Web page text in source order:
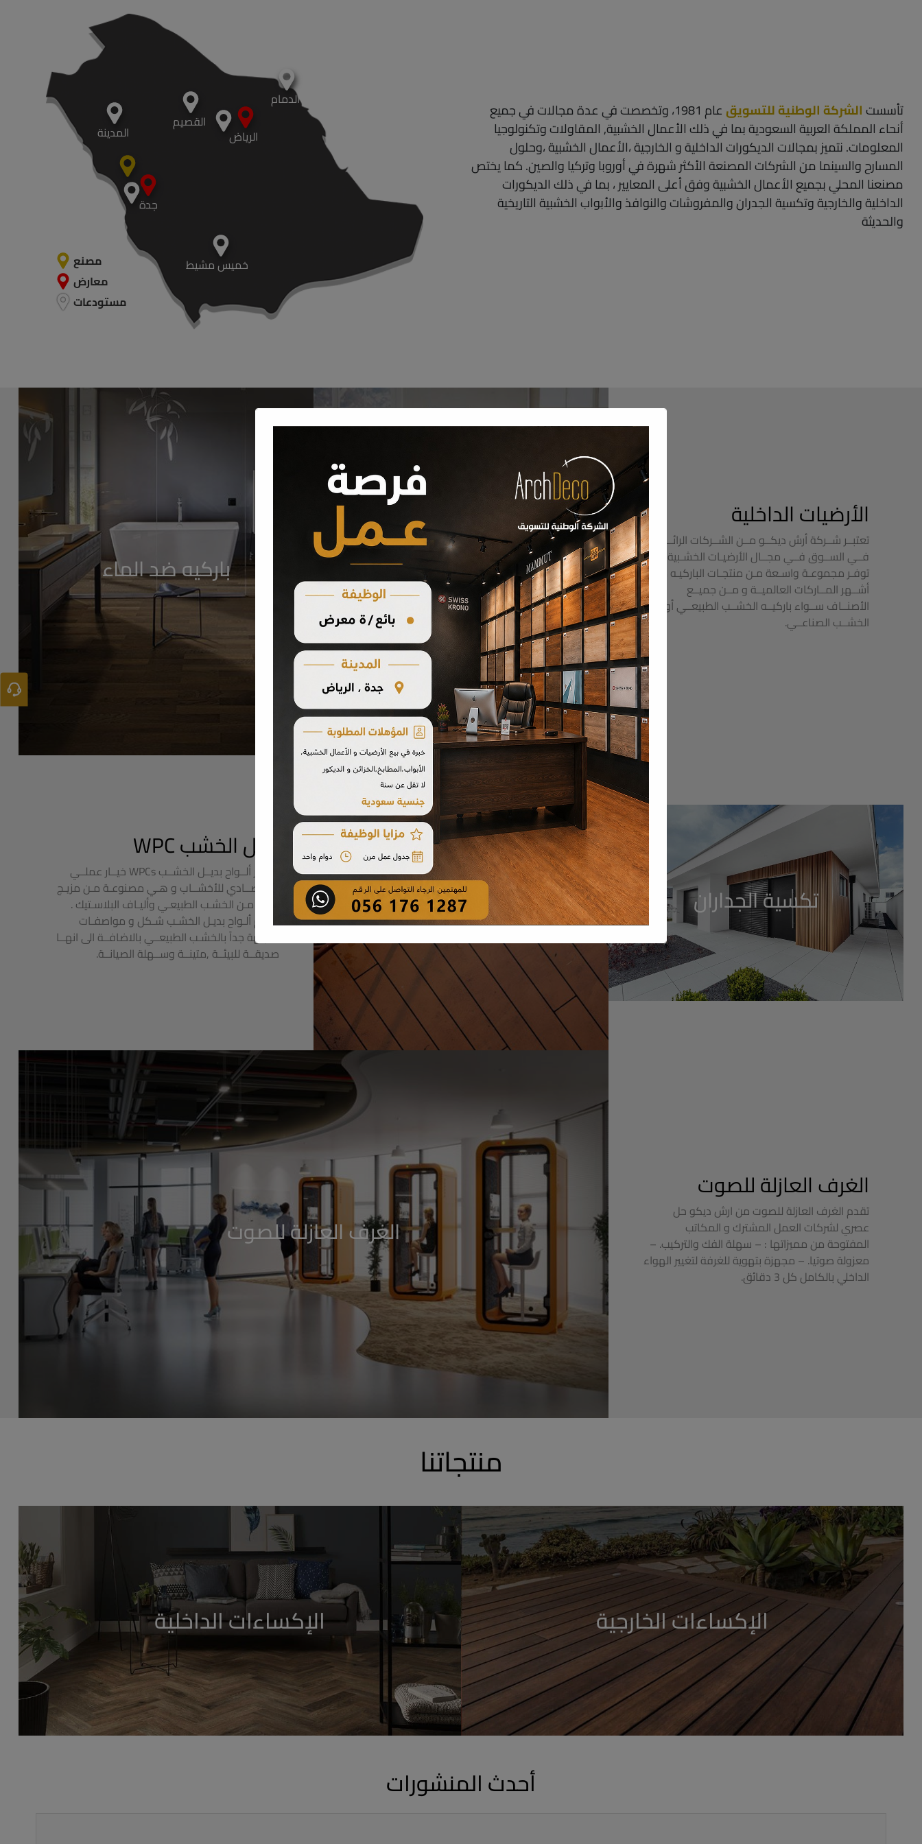
تأسستالشركة الوطنية للتسويق
عام 1981، وتخصصت في عدة مجالات في جميع
أنحاء المملكة العربية السعودية بما في ذلك الأعمال الخشبية, المقاولات وتكنولوجيا
المعلومات. نتميز بمجالات الديكورات الداخلية و الخارجية ،الأعمال الخشبية ،وحلول
المسارح والسينما من الشركات المصنعة الأكثر شهرة في أوروبا وتركيا والصين. كما يختص
مصنعنا المحلي بجميع الأعمال الخشبية وفق أعلى المعايير ، بما في ذلك الديكورات
الداخلية والخارجية وتكسية الجدران والمفروشات والنوافذ والأبواب الخشبية التاريخية
والحديثة
مصنع
معارض
مستودعات
جدة
الرياض
خميس مشيط
المدينة
القصيم
الدمام
الأرضيات الداخلية
تعتبــر شــركة أرش ديكــو مــن الشــركات الرائــدة
فــي الســوق فــي مجــال الأرضيـات الخشـبية حيـث
توفـر مجموعـة واسـعة مـن منتجـات الباركيـه مـن
أشــهر المــاركات العالميــة و مــن جميــع
الأصنــاف ســواء باركيــه الخشــب الطبيعــي أو
الخشــب الصناعــي.
أرضيات باركيه باركيه ضد الماء
بديل الخشب WPC
تعتبــر ألــواح بديــل الخشــب WPCs خيــار عملــي
واقتصــادي للأخشــاب و هـي مصنوعـة مـن مزيـج
فريـد مـن الخشـب الطبيعـي وأليـاف البلاسـتيك .
تقـدم ألـواح بديـل الخشـب شـكل و مواصفـات
شـبيهة جداً بالخشـب الطبيعــي بالاضافــة الى انهــا
صديقــة للبيئــة ,متينــة وســهلة الصيانــة.
تكسية الجداران باركيه ضد الماء
الغرف العازلة للصوت
تقدم الغرف العازلة للصوت من ارش ديكو حل
عصري لشركات العمل المشترك و المكاتب
المفتوحة من مميزاتها : – سهلة الفك والتركيب. –
معزولة صوتيا. – مجهزة بتهوية للغرفة لتغيير الهواء
الداخلي بالكامل كل 3 دقائق.
الغرف العازلة للصوت
منتجاتنا
الإكساءات الخارجية الإكساءات الداخلية
أحدث المنشورات